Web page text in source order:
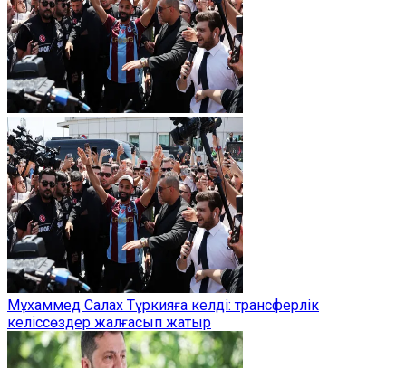
Мұхаммед Салах Түркияға келді: трансферлік
келіссөздер жалғасып жатыр